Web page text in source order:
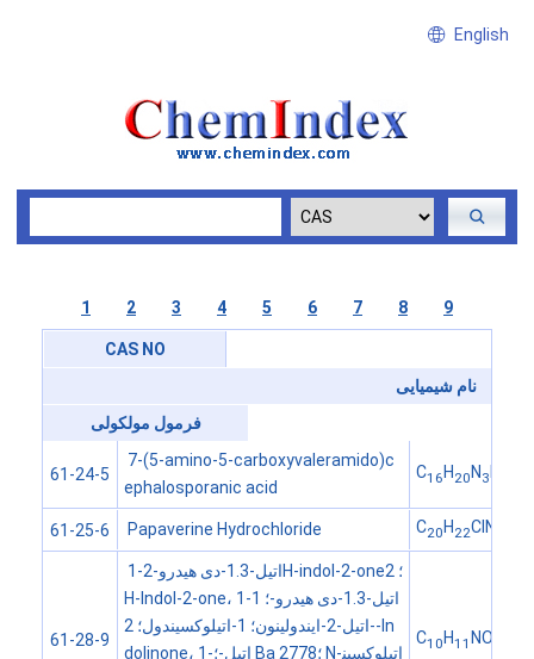
English
1 2 3 4 5 6 7 8 9
CAS NO
نام شیمیایی
فرمول مولکولی
61-24-5
7-(5-amino-5-carboxyvaleramido)c
ephalosporanic acid
C16H 20N 3
61-25-6 Papaverine Hydrochloride C20H 22ClNO
61-28-9
1-اتیل-1.3-دی هیدرو-2H-indol-2-one؛ 2
H-Indol-2-one، 1-اتیل-1.3-دی هیدرو-؛ 1
-اتیل-2-ایندولینون؛ 1-اتیلوکسیندول؛ 2-In
dolinone، 1-اتیل-؛ Ba 2778؛ N-اتیلوکسین
C10H11NO